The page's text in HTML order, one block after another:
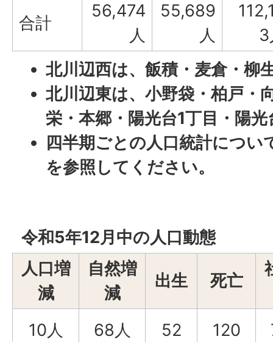
合計
56,474
人
55,689
人
3
北川辺西は、飯積・麦倉・柳
北川辺東は、小野袋・柏戸・
栄・本郷・陽光台1丁目・陽
四半期ごとの人口統計につい
を参照してください。
令和5年12月中の人口動態
人口増
減
自然増
減
出生 死亡
10人
68人
52
120